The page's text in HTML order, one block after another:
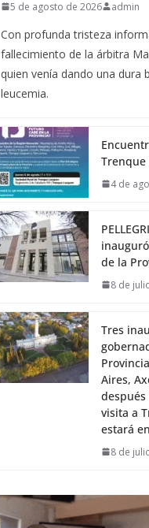
5 de agosto de 2026 admin
Con profunda tristeza
fallecimiento de la árbitra
quien venía dando una dura
leucemia.
Trenque
4 de
de la
8 de
Tres
Aires,
visita a
estará
8 de